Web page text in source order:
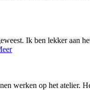
Ik ben lekker aan
werken op het atelier.